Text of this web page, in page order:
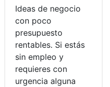
Ideas de negocio
con poco
presupuesto
rentables. Si estás
sin empleo y
requieres con
urgencia alguna